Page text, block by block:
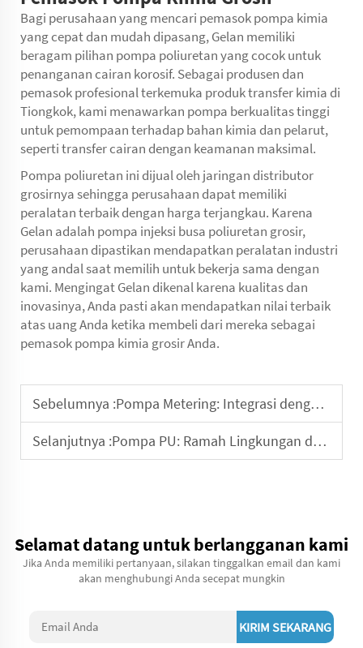
Bagi perusahaan yang mencari pemasok pompa kimia
yang cepat dan mudah dipasang, Gelan memiliki
beragam pilihan pompa poliuretan yang cocok untuk
penanganan cairan korosif. Sebagai produsen dan
pemasok profesional terkemuka produk transfer kimia di
Tiongkok, kami menawarkan pompa berkualitas tinggi
untuk pemompaan terhadap bahan kimia dan pelarut,
seperti transfer cairan dengan keamanan maksimal.
Pompa poliuretan ini dijual oleh jaringan distributor
grosirnya sehingga perusahaan dapat memiliki
peralatan terbaik dengan harga terjangkau. Karena
Gelan adalah pompa injeksi busa poliuretan grosir,
perusahaan dipastikan mendapatkan peralatan industri
yang andal saat memilih untuk bekerja sama dengan
kami. Mengingat Gelan dikenal karena kualitas dan
inovasinya, Anda pasti akan mendapatkan nilai terbaik
atas uang Anda ketika membeli dari mereka sebagai
pemasok pompa kimia grosir Anda.
Sebelumnya :Pompa Metering: Integrasi dengan Sistem Otomatis
Selanjutnya :Pompa PU: Ramah Lingkungan dan Keberlanjutan
Selamat datang untuk berlangganan kami
Jika Anda memiliki pertanyaan, silakan tinggalkan email dan kami
akan menghubungi Anda secepat mungkin
KIRIM SEKARANG